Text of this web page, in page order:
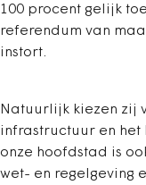
100 procent gelijk
referendum van
instort.
Natuurlijk kiezen zij
infrastructuur en
onze hoofdstad is
wet- en regelgeving